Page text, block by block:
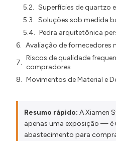
Superfícies de quartzo
Soluções sob medida
Pedra arquitetônica
Avaliação de fornecedores
Riscos de qualidade
compradores
Movimentos de Material e
Xiamen
Perguntas Frequentes
2026
Resumo rápido: A Xiamen
apenas uma exposição —
abastecimento para